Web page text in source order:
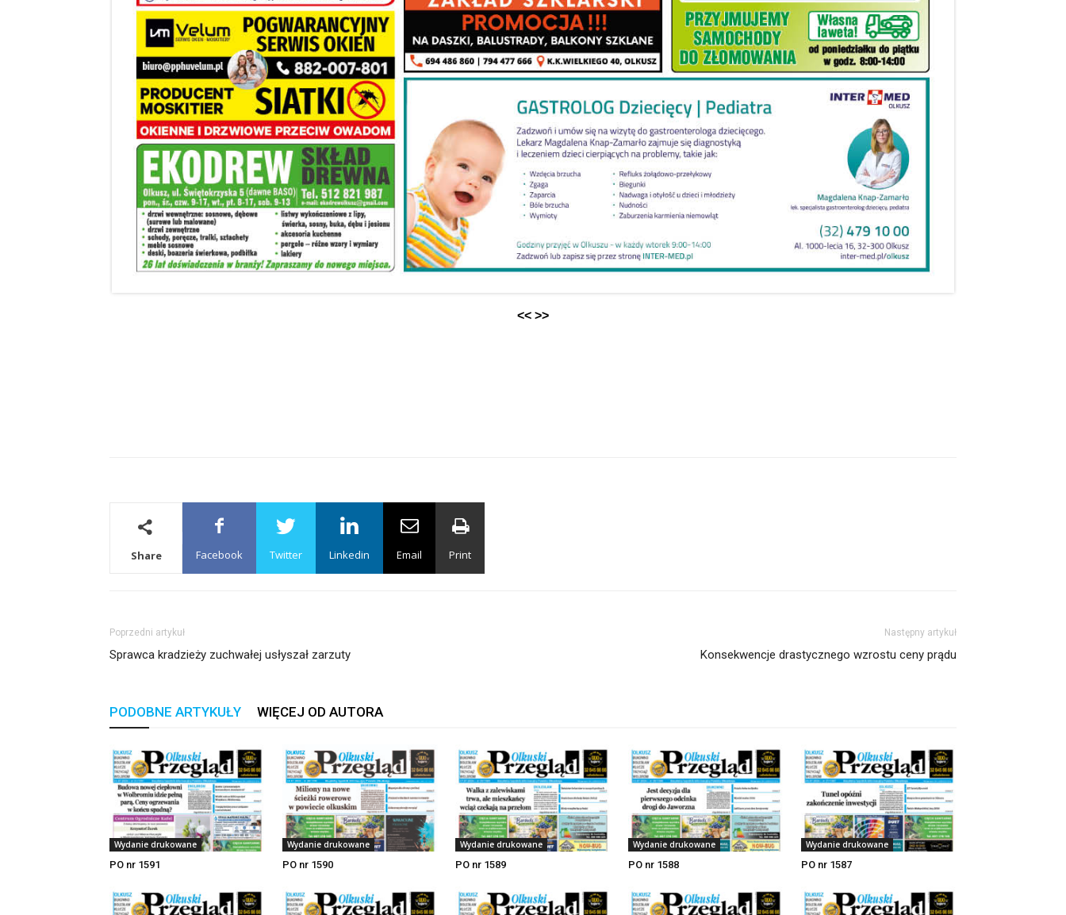
Share Facebook Twitter Linkedin Email Print
Poprzedni artykuł
Sprawca kradzieży zuchwałej usłyszał zarzuty
Następny artykuł
Konsekwencje drastycznego wzrostu ceny prądu
PODOBNE ARTYKUŁY WIĘCEJ OD AUTORA
Wydanie drukowane
PO nr 1591
Wydanie drukowane
PO nr 1590
Wydanie drukowane
PO nr 1589
Wydanie drukowane
PO nr 1588
Wydanie drukowane
PO nr 1587